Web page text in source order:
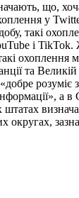
що,
у
такі
і TikTok.
охоплення
та Великій
розуміє
а
штатах
округах,